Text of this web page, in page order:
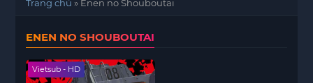
Trang chủ » Enen no Shouboutai
ENEN NO SHOUBOUTAI
Vietsub - HD